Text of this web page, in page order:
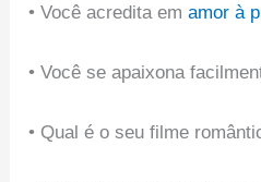
• Você acredita emamor à
• Você se apaixona
• Qual é o seu filme